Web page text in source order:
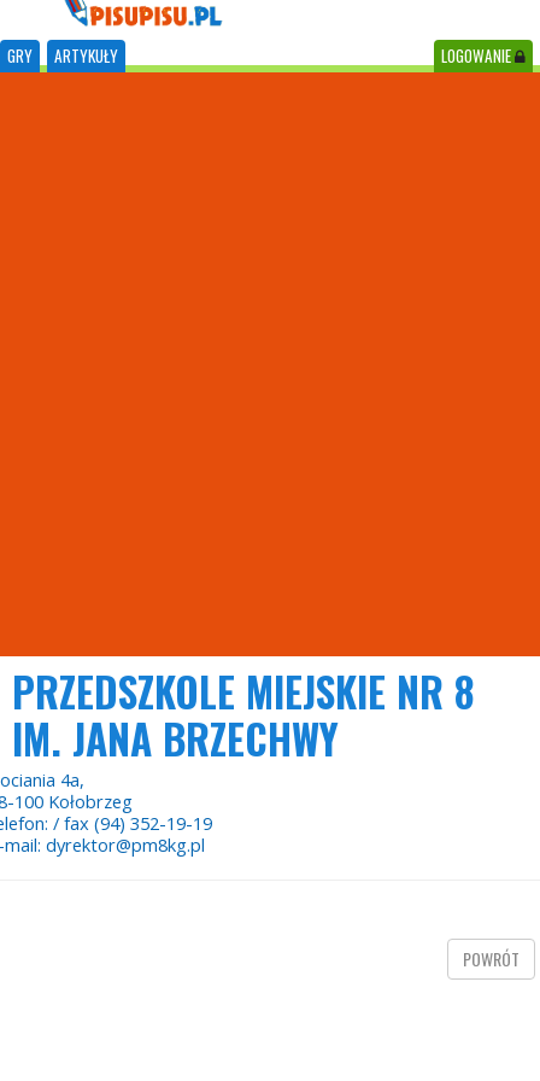
GRY ARTYKUŁY LOGOWANIE
PRZEDSZKOLE MIEJSKIE NR 8
IM. JANA BRZECHWY
4a,
100 Kołobrzeg
/ fax (94) 352-19-19
dyrektor@pm8kg.pl
POWRÓT